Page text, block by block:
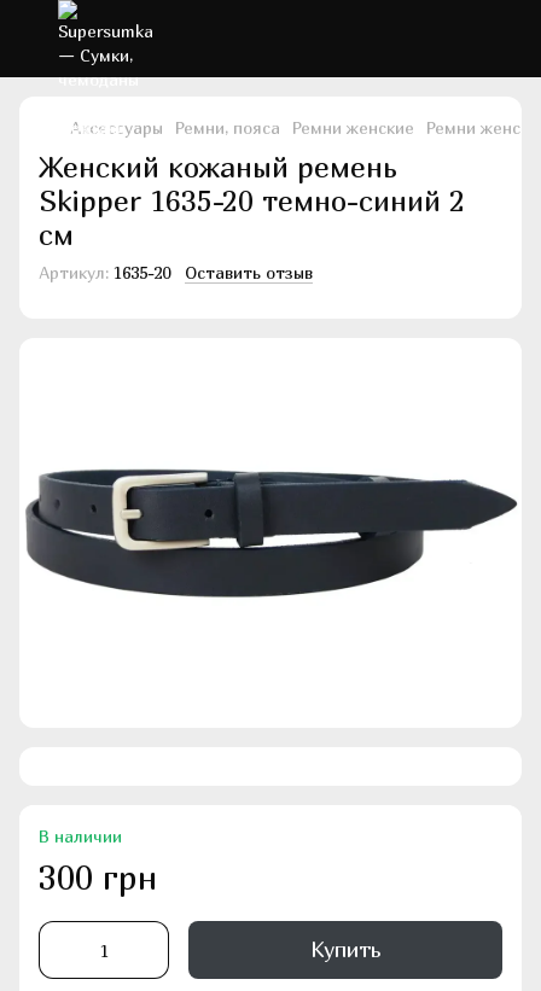
Аксессуары Ремни, пояса Ремни женские Ремни
Женский кожаный ремень
Skipper 1635-20 темно-синий 2
см
Артикул: 1635-20 Оставить отзыв
В наличии
300 грн
Купить